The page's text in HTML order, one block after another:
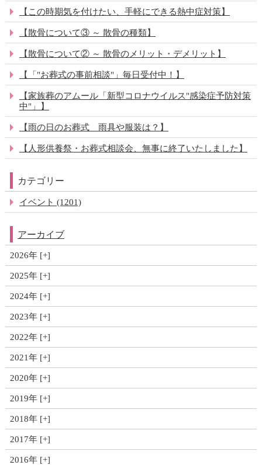
【この時期気を付けたい、手軽にできる熱中症対策】
【散骨について③ ～ 散骨の種類】
【散骨について② ～ 散骨のメリット・デメリット】
【「"お葬式の事前相談"」毎日受付中！】
【家族葬のアムール「新型コロナウイルス"感染症予防対策
中"」】
【雨の日のお葬式 雨具や服装は？】
【人形供養祭・お葬式相談会、無事に終了いたしました】
カテゴリー
イベント (1201)
アーカイブ
2026年
2025年
2024年
2023年
2022年
2021年
2020年
2019年
2018年
2017年
2016年